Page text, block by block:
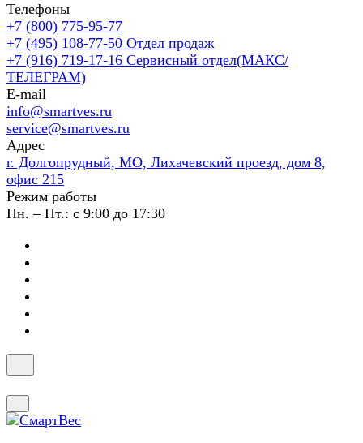
Телефоны
+7 (800) 775-95-77
+7 (495) 108-77-50 Отдел продаж
+7 (916) 719-17-16 Сервисный отдел(МАКС/
ТЕЛЕГРАМ)
E-mail
info@smartves.ru
service@smartves.ru
Адрес
г. Долгопрудный, МО, Лихачевский проезд, дом 8,
офис 215
Режим работы
Пн. – Пт.: с 9:00 до 17:30